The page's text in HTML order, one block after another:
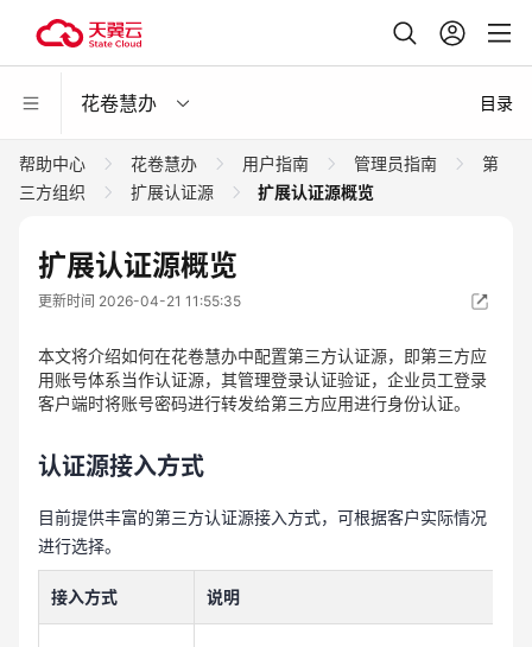
花卷慧办 目录
帮助中心 花卷慧办 用户指南 管理员指南
第
三方组织
扩展认证源 扩展认证源概览
扩展认证源概览
更新时间 2026-04-21 11:55:35
本文将介绍如何在花卷慧办中配置第三方认证源，即第三方应
用账号体系当作认证源，其管理登录认证验证，企业员工登录
客户端时将账号密码进行转发给第三方应用进行身份认证。
认证源接入方式
目前提供丰富的第三方认证源接入方式，可根据客户实际情况
进行选择。
接入方式 说明